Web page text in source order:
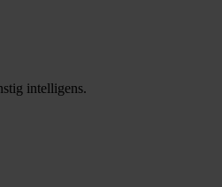
intelligens.